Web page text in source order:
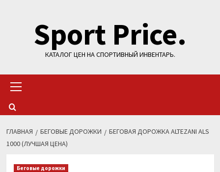
содержимомуSport Price.
КАТАЛОГ ЦЕН НА СПОРТИВНЫЙ ИНВЕНТАРЬ.
меню
ГЛАВНАЯ БЕГОВЫЕ ДОРОЖКИ
БЕГОВАЯ ДОРОЖКА ALTEZANI ALS
1000 (ЛУЧШАЯ ЦЕНА)
Беговые дорожки